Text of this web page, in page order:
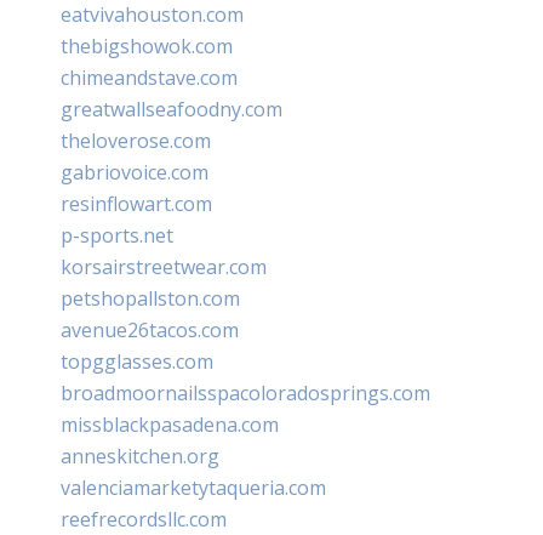
eatvivahouston.com
thebigshowok.com
chimeandstave.com
greatwallseafoodny.com
theloverose.com
gabriovoice.com
resinflowart.com
p-sports.net
korsairstreetwear.com
petshopallston.com
avenue26tacos.com
topgglasses.com
broadmoornailsspacoloradosprings.com
missblackpasadena.com
anneskitchen.org
valenciamarketytaqueria.com
reefrecordsllc.com